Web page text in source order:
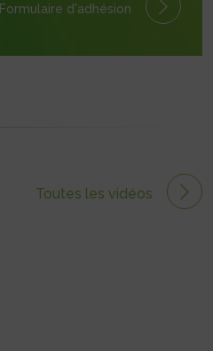
Formulaire d'adhésion
Toutes les vidéos